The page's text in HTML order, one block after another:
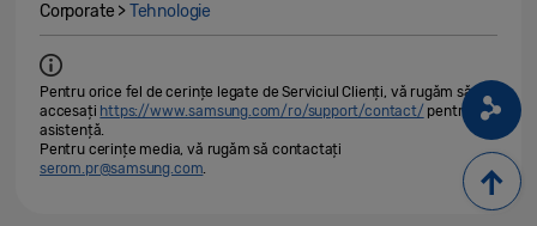
Corporate >Tehnologie
Pentru orice fel de cerințe legate de Serviciul Clienți, vă rugăm să
accesați https://www.samsung.com/ro/support/contact/ pentru
asistență.
Pentru cerințe media, vă rugăm să contactați
serom.pr@samsung.com.